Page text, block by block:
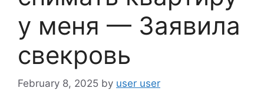
у меня — Заявила
свекровь
February 8, 2025 by user user